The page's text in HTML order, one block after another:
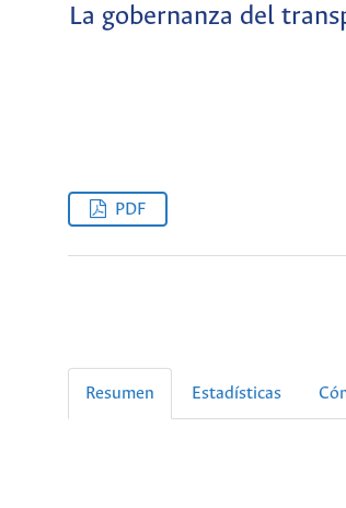
La gobernanza del
PDF
Resumen Estadísticas